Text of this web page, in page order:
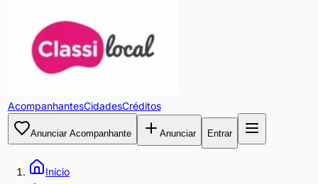
AcompanhantesCidadesCréditos
Anunciar Acompanhante Anunciar Entrar
Início